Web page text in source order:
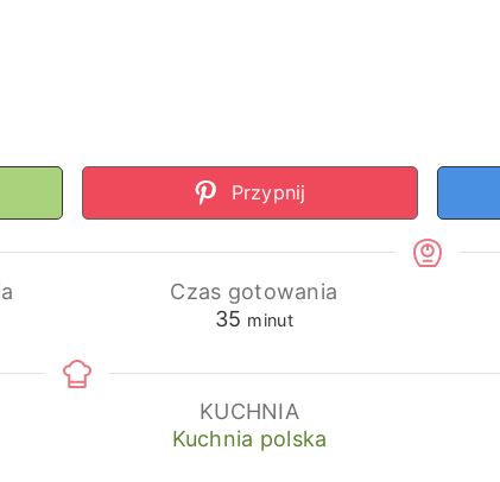
Przypnij
Czas gotowania
35 minuty
minut
KUCHNIA
Kuchnia polska